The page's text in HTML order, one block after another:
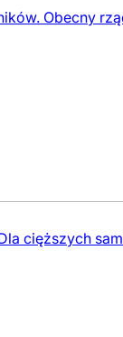
Obecny
cięższych